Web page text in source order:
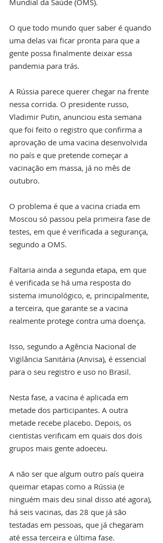
O que todo mundo quer saber é quando
uma delas vai ficar pronta para que a
gente possa finalmente deixar essa
pandemia para trás.
A Rússia parece querer chegar na frente
nessa corrida. O presidente russo,
Vladimir Putin, anunciou esta semana
que foi feito o registro que confirma a
aprovação de uma vacina desenvolvida
no país e que pretende começar a
vacinação em massa, já no mês de
outubro.
O problema é que a vacina criada em
Moscou só passou pela primeira fase de
testes, em que é verificada a segurança,
segundo a OMS.
Faltaria ainda a segunda etapa, em que
é verificada se há uma resposta do
sistema imunológico, e, principalmente,
a terceira, que garante se a vacina
realmente protege contra uma doença.
Isso, segundo a Agência Nacional de
Vigilância Sanitária (Anvisa), é essencial
para o seu registro e uso no Brasil.
Nesta fase, a vacina é aplicada em
metade dos participantes. A outra
metade recebe placebo. Depois, os
cientistas verificam em quais dos dois
grupos mais gente adoeceu.
A não ser que algum outro país queira
queimar etapas como a Rússia (e
ninguém mais deu sinal disso até agora),
há seis vacinas, das 28 que já são
testadas em pessoas, que já chegaram
até essa terceira e última fase.